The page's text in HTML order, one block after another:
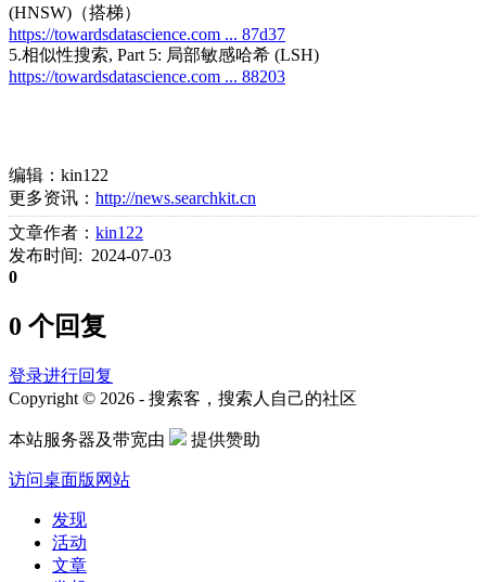
(HNSW)（搭梯）
https://towardsdatascience.com ... 87d37
5.相似性搜索, Part 5: 局部敏感哈希 (LSH)
https://towardsdatascience.com ... 88203
编辑：kin122
更多资讯： http://news.searchkit.cn
文章作者： kin122
发布时间: 2024-07-03
0
0 个回复
登录进行回复
Copyright © 2026 - 搜索客，搜索人自己的社区
本站服务器及带宽由 提供赞助
访问桌面版网站
发现
活动
文章